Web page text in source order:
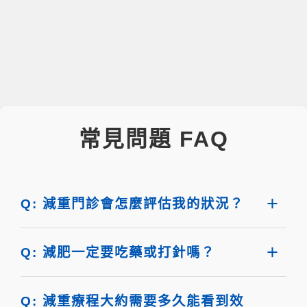
常見問題 FAQ
Q: 減重門診會怎麼評估我的狀況？
Q: 減肥一定要吃藥或打針嗎？
Q: 減重療程大約需要多久能看到效